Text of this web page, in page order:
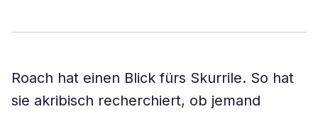
Roach hat einen Blick fürs Skurrile. So hat
sie akribisch recherchiert, ob jemand